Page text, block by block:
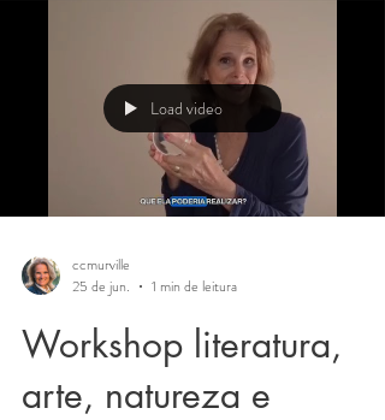
Load video
ccmurville
25 de jun.
1 min de leitura
Workshop literatura,
arte, natureza e